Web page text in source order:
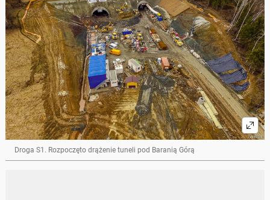
Droga S1. Rozpoczęto drążenie tuneli pod Baranią Górą